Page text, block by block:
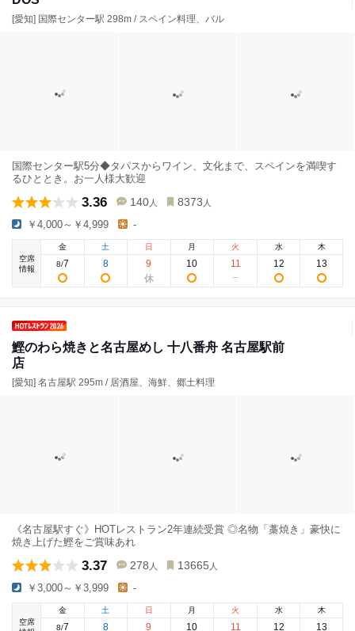
[愛知] 国際センター駅 298m / スペイン料理、バル
国際センター駅5分◆タパスからワイン、文化まで、スペインを満喫す
るひととき。お一人様大歓迎
3.36 140 人 8373 人
￥4,000～￥4,999 -
空席
情報
金
8/7
土
8
日
9
月
10
火
11
水
12
木
13
鰹のわら焼きと名古屋めし 十八番舟 名古屋駅前
店
[愛知] 名古屋駅 295m / 居酒屋、海鮮、郷土料理
《名古屋駅すぐ》HOTレストラン2年連続受賞 ◎名物「藁焼き」豪快に
焼き上げた鰹をご賞味あれ
3.37 278 人 13665 人
￥3,000～￥3,999 -
空席
金
8/7
土
8
日
9
月
10
火
11
水
12
木
13